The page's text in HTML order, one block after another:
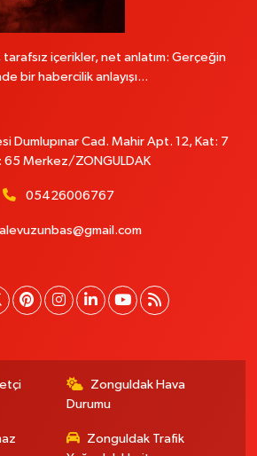
içerikler, net anlatım: Gerçeğin
bir habercilik anlayışı...
Dumlupınar Cad. Mahir Apt. 12, Kat: 7
65 Merkez/ZONGULDAK
05426006767
alevuzunbas@gmail.com
Zonguldak Hava
Durumu
Zonguldak Trafik